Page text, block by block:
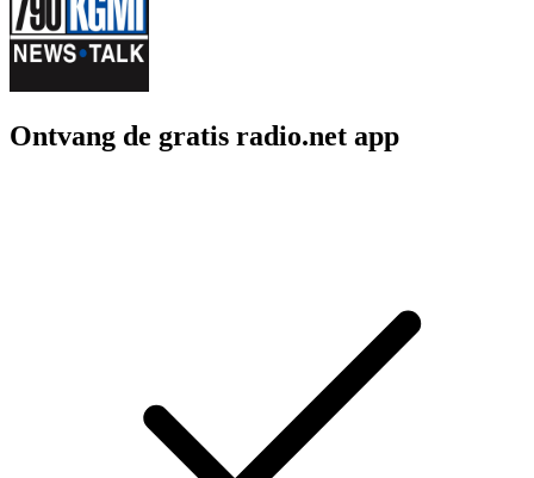
Ontvang de gratis radio.net app